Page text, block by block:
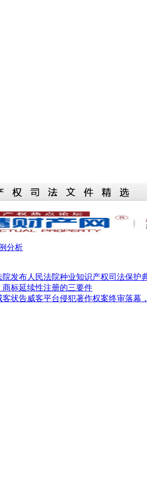
分析
院发布人民法院种业知识产权司法保护
商标延续性注册的三要件
客状告威客平台侵犯著作权案终审落幕